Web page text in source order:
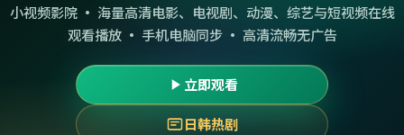
小视频影院 · 海量高清电影、电视剧、动漫、综艺与短视频在线
观看播放 · 手机电脑同步 · 高清流畅无广告
立即观看
日韩热剧